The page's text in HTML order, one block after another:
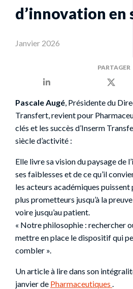
d’innovation en
Janvier 2026
PARTAGER
Pascale Augé , Présidente du
Transfert, revient pour
clés et les succès d’Inserm
siècle d’activité :
Elle livre sa vision du paysage de
ses faiblesses et de ce qu’il
les acteurs académiques
plus prometteurs jusqu’à la
voire jusqu’au patient.
« Notre philosophie : rechercher
mettre en place le dispositif qui
combler ».
Un article à lire dans son
janvier de Pharmaceutiques